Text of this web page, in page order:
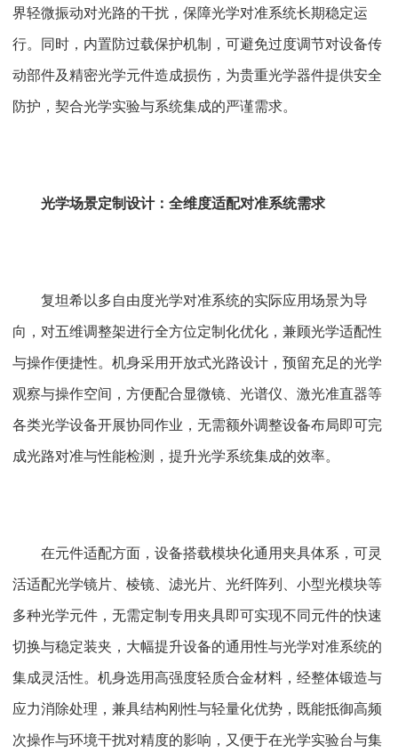
界轻微振动对光路的干扰，保障光学对准系统长期稳定运
行。同时，内置防过载保护机制，可避免过度调节对设备传
动部件及精密光学元件造成损伤，为贵重光学器件提供安全
防护，契合光学实验与系统集成的严谨需求。
光学场景定制设计：全维度适配对准系统需求
复坦希以多自由度光学对准系统的实际应用场景为导
向，对五维调整架进行全方位定制化优化，兼顾光学适配性
与操作便捷性。机身采用开放式光路设计，预留充足的光学
观察与操作空间，方便配合显微镜、光谱仪、激光准直器等
各类光学设备开展协同作业，无需额外调整设备布局即可完
成光路对准与性能检测，提升光学系统集成的效率。
在元件适配方面，设备搭载模块化通用夹具体系，可灵
活适配光学镜片、棱镜、滤光片、光纤阵列、小型光模块等
多种光学元件，无需定制专用夹具即可实现不同元件的快速
切换与稳定装夹，大幅提升设备的通用性与光学对准系统的
集成灵活性。机身选用高强度轻质合金材料，经整体锻造与
应力消除处理，兼具结构刚性与轻量化优势，既能抵御高频
次操作与环境干扰对精度的影响，又便于在光学实验台与集